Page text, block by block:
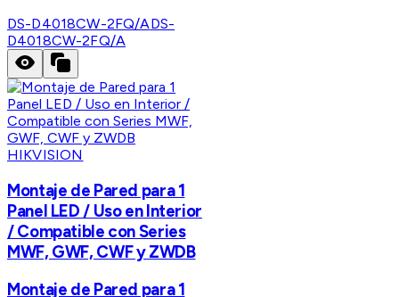
DS-D4018CW-2FQ/ADS-
D4018CW-2FQ/A
HIKVISION
Montaje de Pared para 1
Panel LED / Uso en Interior
/ Compatible con Series
MWF, GWF, CWF y ZWDB
Montaje de Pared para 1